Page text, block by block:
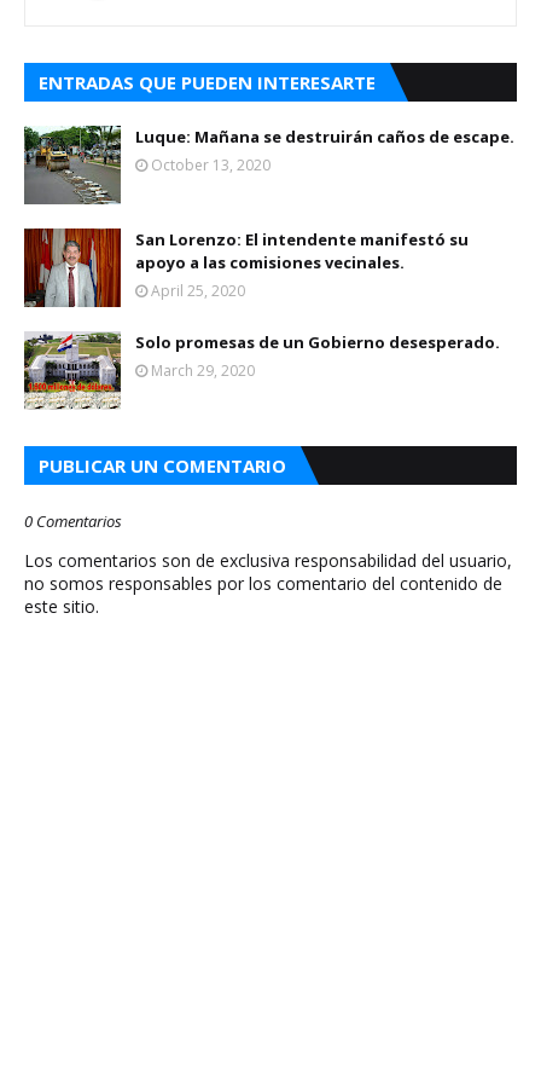
ENTRADAS QUE PUEDEN INTERESARTE
Luque: Mañana se destruirán caños de escape.
October 13, 2020
San Lorenzo: El intendente manifestó su
apoyo a las comisiones vecinales.
April 25, 2020
Solo promesas de un Gobierno desesperado.
March 29, 2020
PUBLICAR UN COMENTARIO
0 Comentarios
Los comentarios son de exclusiva responsabilidad del usuario,
no somos responsables por los comentario del contenido de
este sitio.